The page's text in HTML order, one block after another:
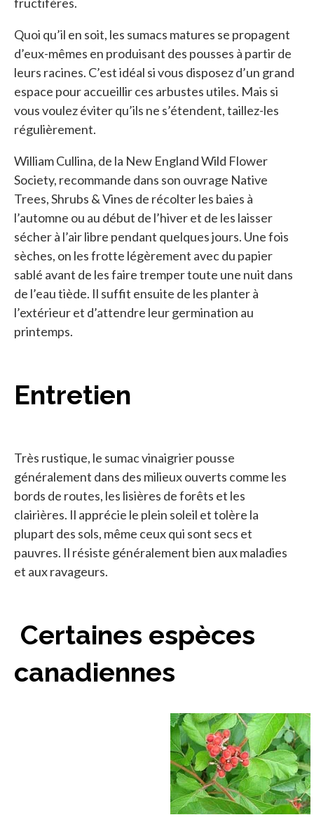
fructifères.
Quoi qu’il en soit, les sumacs matures se propagent
d’eux-mêmes en produisant des pousses à partir de
leurs racines. C’est idéal si vous disposez d’un grand
espace pour accueillir ces arbustes utiles. Mais si
vous voulez éviter qu’ils ne s’étendent, taillez-les
régulièrement.
William Cullina, de la New England Wild Flower
Society, recommande dans son ouvrage Native
Trees, Shrubs & Vines de récolter les baies à
l’automne ou au début de l’hiver et de les laisser
sécher à l’air libre pendant quelques jours. Une fois
sèches, on les frotte légèrement avec du papier
sablé avant de les faire tremper toute une nuit dans
de l’eau tiède. Il suffit ensuite de les planter à
l’extérieur et d’attendre leur germination au
printemps.
Entretien
Très rustique, le sumac vinaigrier pousse
généralement dans des milieux ouverts comme les
bords de routes, les lisières de forêts et les
clairières. Il apprécie le plein soleil et tolère la
plupart des sols, même ceux qui sont secs et
pauvres. Il résiste généralement bien aux maladies
et aux ravageurs.
Certaines espèces
canadiennes